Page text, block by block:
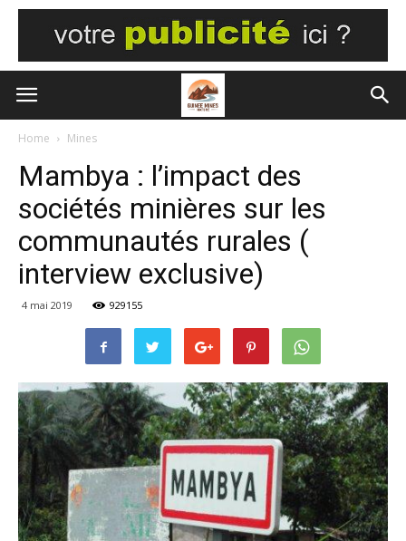
Home Mines
Mambya : l’impact des
sociétés minières sur les
communautés rurales (
interview exclusive)
4 mai 2019 929155